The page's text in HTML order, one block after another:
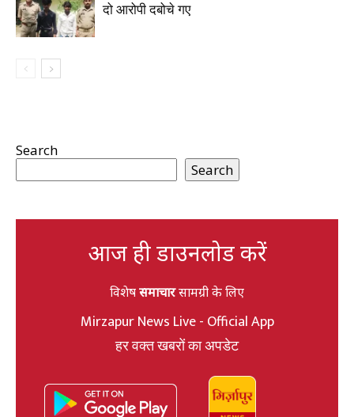
दो आरोपी दबोचे गए
Search
Search
आज ही डाउनलोड करें
विशेषसमाचारसामग्री के लिए
Mirzapur News Live - Official App
हर वक्त खबरों का अपडेट